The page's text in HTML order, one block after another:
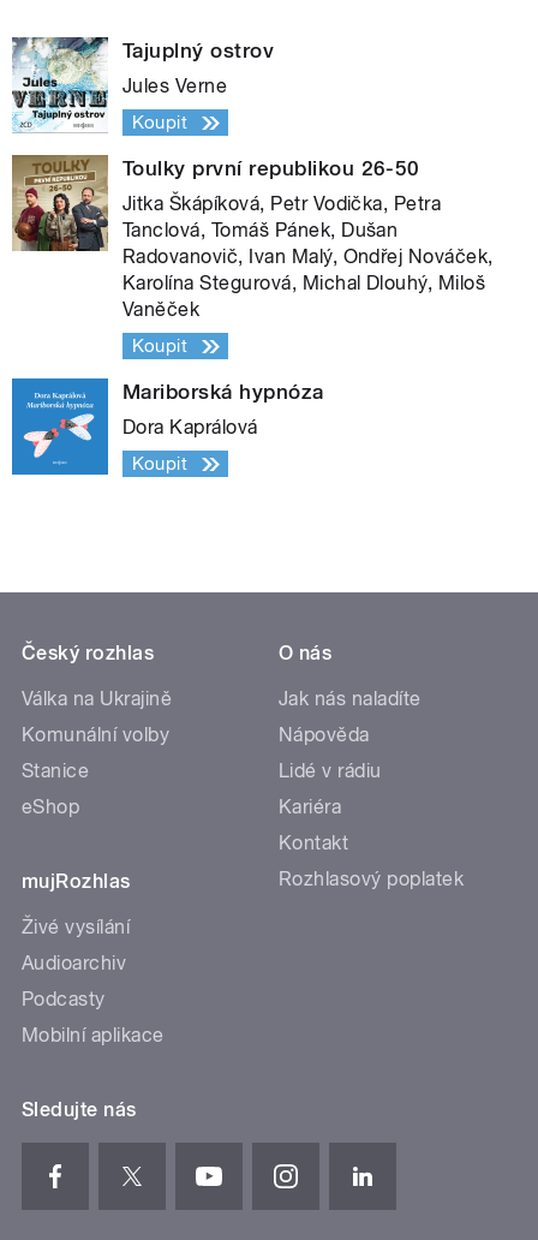
Tajuplný ostrov
Jules Verne
Koupit
Toulky první republikou 26-50
Jitka Škápíková, Petr Vodička, Petra
Tanclová, Tomáš Pánek, Dušan
Radovanovič, Ivan Malý, Ondřej Nováček,
Karolína Stegurová, Michal Dlouhý, Miloš
Vaněček
Koupit
Mariborská hypnóza
Dora Kaprálová
Koupit
Český rozhlas
Válka na Ukrajině
Komunální volby
Stanice
eShop
mujRozhlas
Živé vysílání
Audioarchiv
Podcasty
Mobilní aplikace
O nás
Jak nás naladíte
Nápověda
Lidé v rádiu
Kariéra
Kontakt
Rozhlasový poplatek
Sledujte nás